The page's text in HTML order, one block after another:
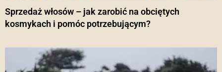
Sprzedaż włosów – jak zarobić na obciętych
kosmykach i pomóc potrzebującym?